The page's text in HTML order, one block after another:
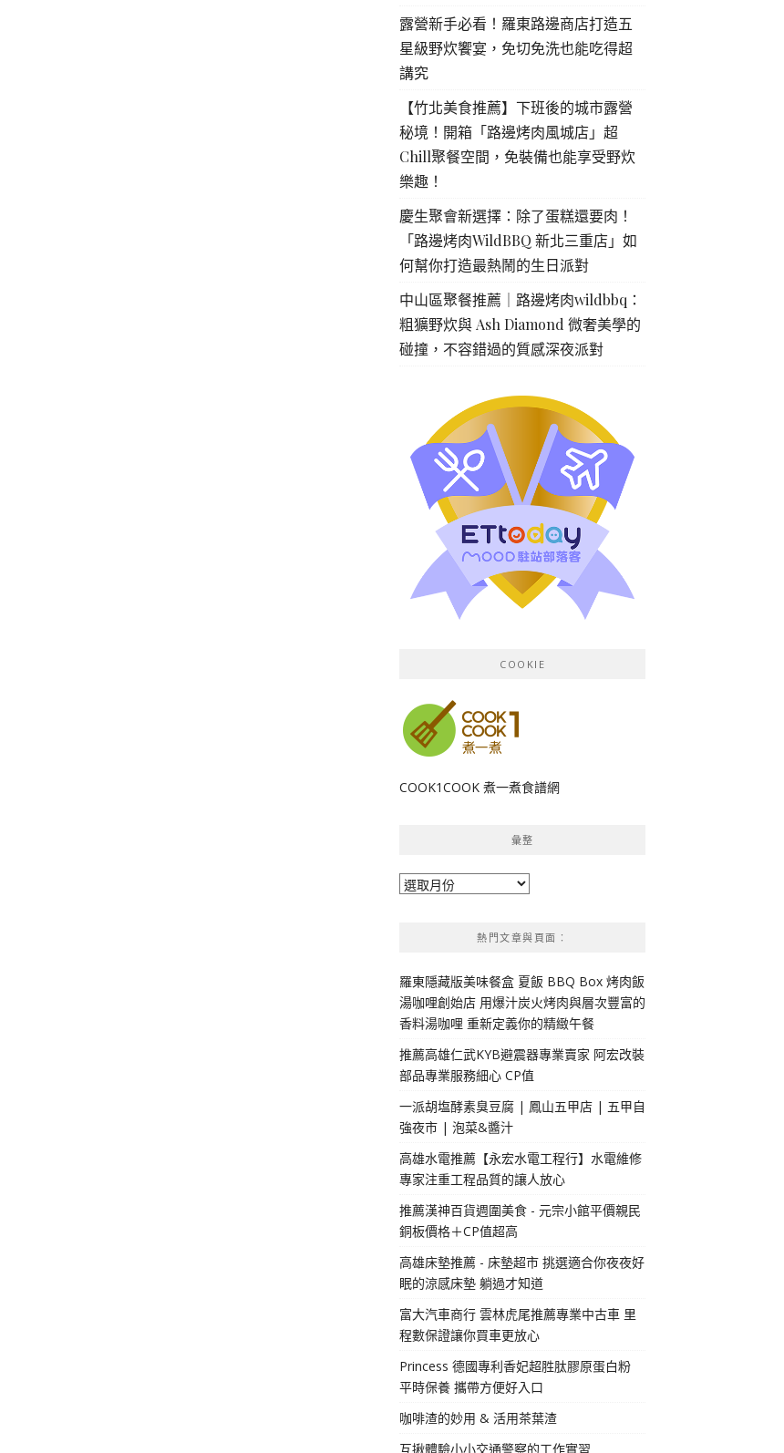
露營新手必看！羅東路邊商店打造五
星級野炊饗宴，免切免洗也能吃得超
講究
【竹北美食推薦】下班後的城市露營
秘境！開箱「路邊烤肉風城店」超
Chill聚餐空間，免裝備也能享受野炊
樂趣！
慶生聚會新選擇：除了蛋糕還要肉！
「路邊烤肉WildBBQ 新北三重店」如
何幫你打造最熱鬧的生日派對
中山區聚餐推薦｜路邊烤肉wildbbq：
粗獷野炊與 Ash Diamond 微奢美學的
碰撞，不容錯過的質感深夜派對
COOKIE
COOK1COOK 煮一煮食譜網
彙整
彙
熱門文章與頁面︰
羅東隱藏版美味餐盒 夏飯 BBQ Box 烤肉飯
湯咖哩創始店 用爆汁炭火烤肉與層次豐富的
香料湯咖哩 重新定義你的精緻午餐
推薦高雄仁武KYB避震器專業賣家 阿宏改裝
部品專業服務細心 CP值
一派胡塩酵素臭豆腐 | 鳳山五甲店 | 五甲自
強夜市 | 泡菜&醬汁
高雄水電推薦【永宏水電工程行】水電維修
專家注重工程品質的讓人放心
推薦漢神百貨週圍美食 - 元宗小館平價親民
銅板價格＋CP值超高
高雄床墊推薦 - 床墊超市 挑選適合你夜夜好
眠的涼感床墊 躺過才知道
富大汽車商行 雲林虎尾推薦專業中古車 里
程數保證讓你買車更放心
Princess 德國專利香妃超胜肽膠原蛋白粉
平時保養 攜帶方便好入口
咖啡渣的妙用 & 活用茶葉渣
互揪體驗小小交通警察的工作實習